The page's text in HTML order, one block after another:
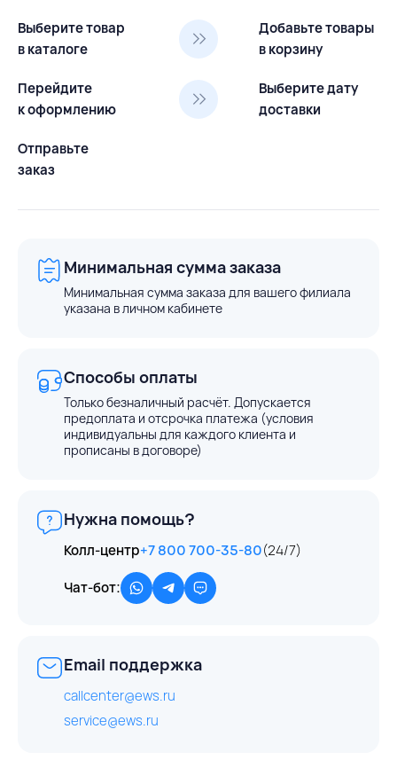
Выберите товар
в каталоге
Добавьте товары
в корзину
Перейдите
к оформлению
Выберите дату
доставки
Отправьте
заказ
Минимальная сумма заказа
Минимальная сумма заказа для вашего филиала
указана в личном кабинете
Способы оплаты
Только безналичный расчёт. Допускается
предоплата и отсрочка платежа (условия
индивидуальны для каждого клиента и
прописаны в договоре)
Нужна помощь?
Колл-центр+7 800 700-35-80(24/7)
Чат-бот:
Email поддержка
callcenter@ews.ru
service@ews.ru